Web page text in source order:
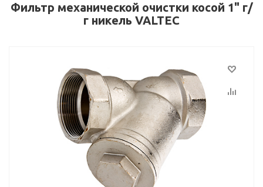
Фильтр механической очистки косой 1" г/
г никель VALTEC